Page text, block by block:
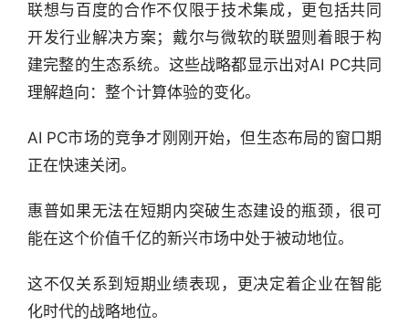
圈
联想与百度的合作不仅限于技术集成，更包括共同
开发行业解决方案；戴尔与微软的联盟则着眼于构
建完整的生态系统。这些战略都显示出对AI PC共同
理解趋向：整个计算体验的变化。
AI PC市场的竞争才刚刚开始，但生态布局的窗口期
正在快速关闭。
惠普如果无法在短期内突破生态建设的瓶颈，很可
能在这个价值千亿的新兴市场中处于被动地位。
这不仅关系到短期业绩表现，更决定着企业在智能
化时代的战略地位。